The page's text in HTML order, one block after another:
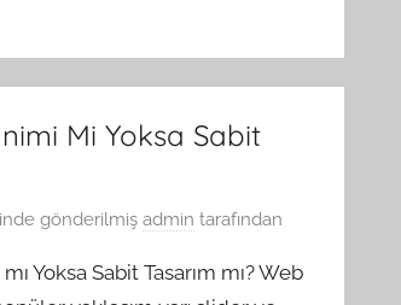
Mi Yoksa Sabit
gönderilmiş admin tarafından
Yoksa Sabit Tasarım mı? Web